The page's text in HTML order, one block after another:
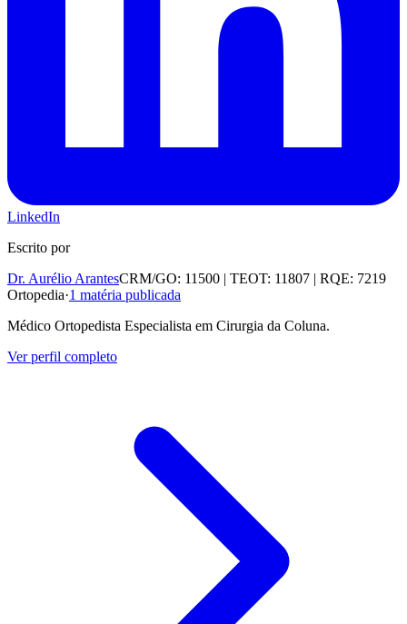
LinkedIn
Escrito por
Dr. Aurélio ArantesCRM/GO: 11500 | TEOT: 11807 | RQE: 7219
Ortopedia·1 matéria publicada
Médico Ortopedista Especialista em Cirurgia da Coluna.
Ver perfil completo